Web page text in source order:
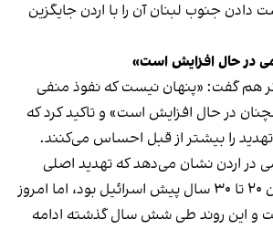
دادن جنوب لبنان آن را با اردن جایگزین
در حال افزایش است»
هم گفت: «پنهان نیست که نفوذ منفی
در حال افزایش است» و تاکید کرد که
تهدید را بیشتر از قبل احساس می‌کنند.
در اردن نشان می‌دهد که تهدید اصلی
علیه امنیت ملی اردن ۲۰ تا ۳۰ سال پیش اسرائیل بود، اما امروز
و این روند طی شش سال گذشته ادامه